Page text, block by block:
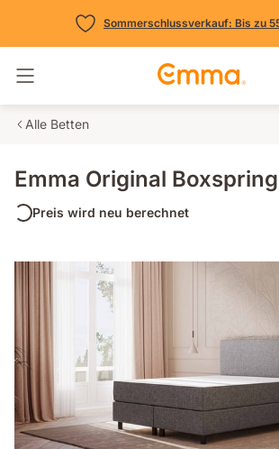
Sommerschlussverkauf: Bis zu
Navigation umschalten
Alle Betten
Emma Original
Preis wird neu berechnet